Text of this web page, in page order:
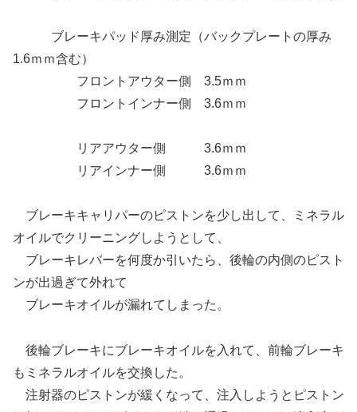
ブレーキパッド厚み測定（バックプレートの厚み
1.6ｍｍ含む）
フロントアウター側 3.5ｍｍ
フロントインナー側 3.6ｍｍ
リアアウター側 3.6ｍｍ
リアインナー側 3.6ｍｍ
ブレーキキャリパーのピストンを少し出して、ミネラル
オイルでクリーニングしようとして、
ブレーキレバーを何度か引いたら、後輪の内側のピスト
ンが出過ぎて外れて
ブレーキオイルが漏れてしまった。
後輪ブレーキにブレーキオイルを入れて、前輪ブレーキ
もミネラルオイルを交換した。
注射器のピストンが緩くなって、注入しようとピストン